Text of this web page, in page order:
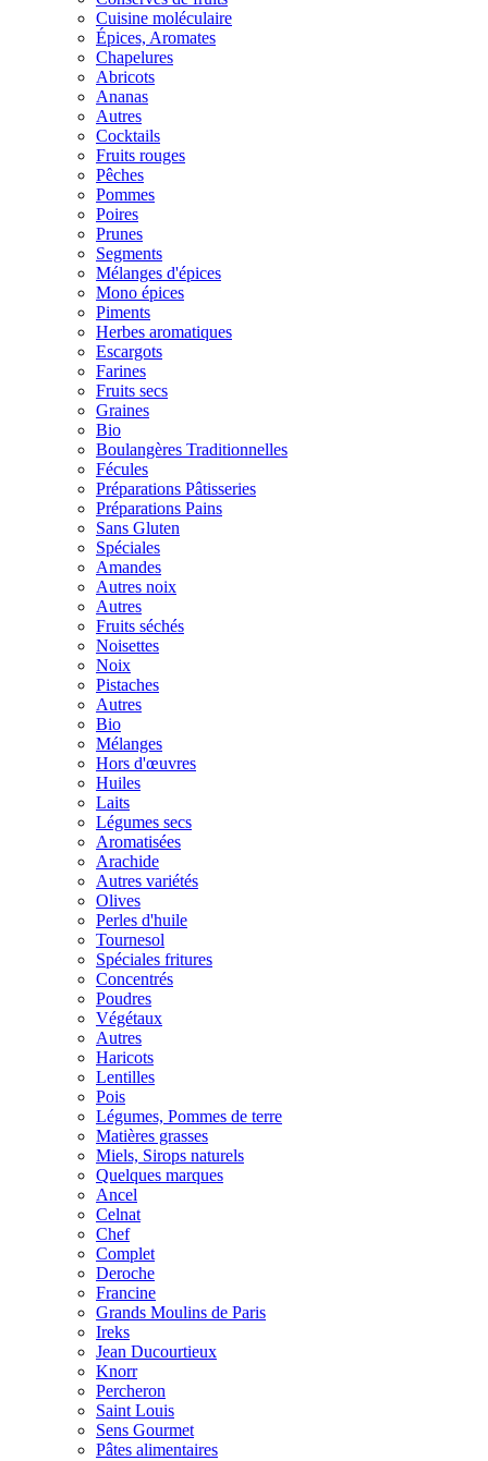
Cuisine moléculaire
Épices, Aromates
Chapelures
Abricots
Ananas
Autres
Cocktails
Fruits rouges
Pêches
Pommes
Poires
Prunes
Segments
Mélanges d'épices
Mono épices
Piments
Herbes aromatiques
Escargots
Farines
Fruits secs
Graines
Bio
Boulangères Traditionnelles
Fécules
Préparations Pâtisseries
Préparations Pains
Sans Gluten
Spéciales
Amandes
Autres noix
Autres
Fruits séchés
Noisettes
Noix
Pistaches
Autres
Bio
Mélanges
Hors d'œuvres
Huiles
Laits
Légumes secs
Aromatisées
Arachide
Autres variétés
Olives
Perles d'huile
Tournesol
Spéciales fritures
Concentrés
Poudres
Végétaux
Autres
Haricots
Lentilles
Pois
Légumes, Pommes de terre
Matières grasses
Miels, Sirops naturels
Quelques marques
Ancel
Celnat
Chef
Complet
Deroche
Francine
Grands Moulins de Paris
Ireks
Jean Ducourtieux
Knorr
Percheron
Saint Louis
Sens Gourmet
Pâtes alimentaires